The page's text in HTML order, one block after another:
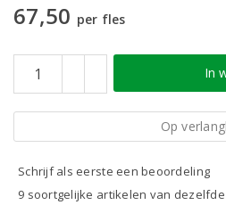
67,50 per fles
In
Op
Schrijf als eerste een beoordeling
9 soortgelijke artikelen van